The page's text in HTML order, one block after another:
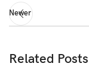
Newer
Related Posts